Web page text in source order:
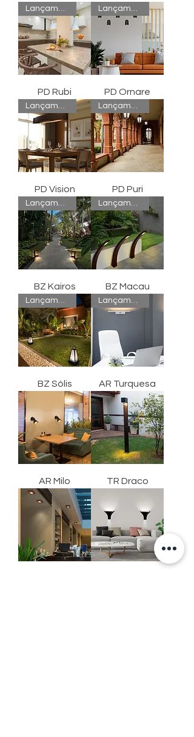
Lançamento
PD Rubi
Lançamento
PD Ornare
Lançamento
PD Vision
Lançamento
PD Puri
Lançamento
BZ Kairos
Lançamento
BZ Macau
Lançamento
BZ Sólis
Lançamento
AR Turquesa
AR Milo TR Draco